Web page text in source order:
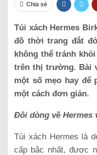
Chia sẻ
Túi xách Hermes
đồ thời trang đắt
không thể tránh
trên thị trường. Bài
một số mẹo hay để
một cách đơn giản.
Đôi dòng về Hermes
Túi xách Hermes là
cấp bậc nhất, được